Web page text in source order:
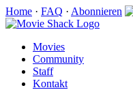
Home · FAQ · Abonnieren
Movies
Community
Staff
Kontakt